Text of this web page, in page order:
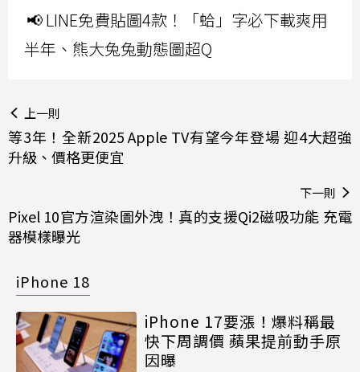
📢 LINE免費貼圖4款！「蛤」字必下載爽用
半年、熊大兔兔動態圖超Q
上一則
等3年！全新2025 Apple TV有望今年登場 迎4大超強
升級、價格更便宜
下一則
Pixel 10官方渲染圖外洩！真的支援Qi2磁吸功能 充電
器模樣曝光
iPhone 18
iPhone 17要漲！爆料稱最
快下周調價 蘋果提前動手原
因曝